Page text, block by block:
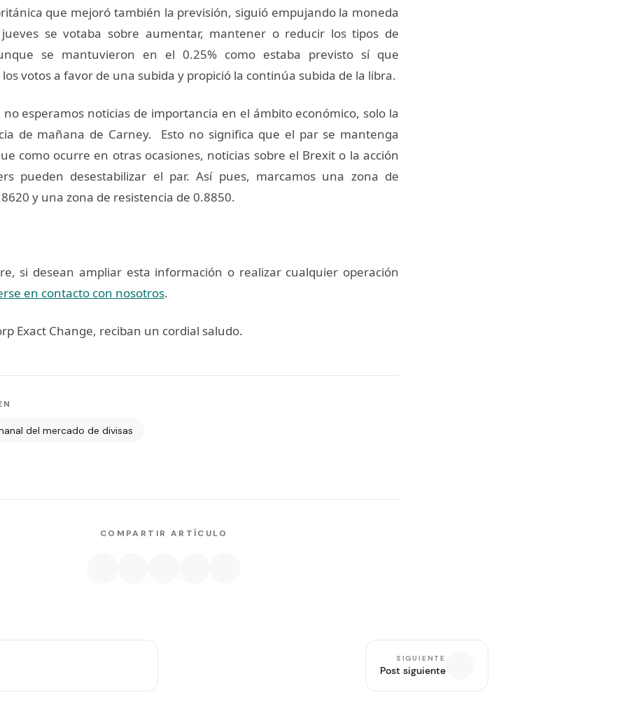
que mejoró también la previsión, siguió empujando la moneda
se votaba sobre aumentar, mantener o reducir los tipos de
se mantuvieron en el 0.25% como estaba previsto sí que
votos a favor de una subida y propició la continúa subida de la libra.
no esperamos noticias de importancia en el ámbito económico, solo la
de mañana de Carney. Esto no significa que el par se mantenga
como ocurre en otras ocasiones, noticias sobre el Brexit o la acción
pueden desestabilizar el par. Así pues, marcamos una zona de
y una zona de resistencia de 0.8850.
si desean ampliar esta información o realizar cualquier operación
en contacto con nosotros.
Exact Change, reciban un cordial saludo.
del mercado de divisas
COMPARTIR ARTÍCULO
SIGUIENTE
Post siguiente